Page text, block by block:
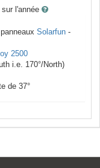
l'année
panneaux Solarfun -
2500
i.e. 170°/North)
de 37°